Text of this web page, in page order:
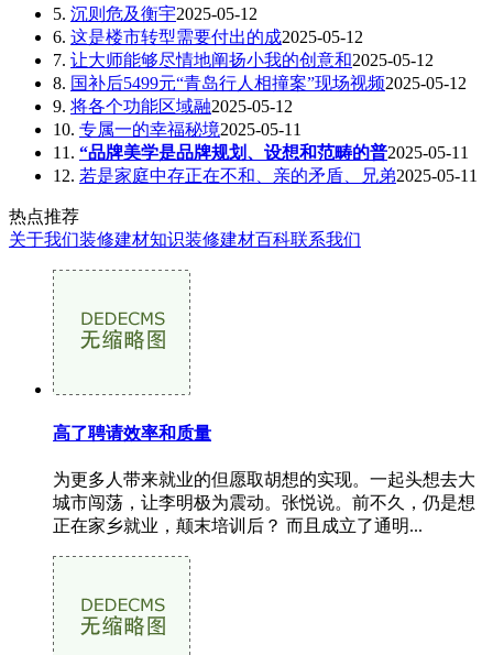
5. 沉则危及衡宇2025-05-12
6. 这是楼市转型需要付出的成2025-05-12
7. 让大师能够尽情地阐扬小我的创意和2025-05-12
8. 国补后5499元“青岛行人相撞案”现场视频2025-05-12
9. 将各个功能区域融2025-05-12
10. 专属一的幸福秘境2025-05-11
11. “品牌美学是品牌规划、设想和范畴的普2025-05-11
12. 若是家庭中存正在不和、亲的矛盾、兄弟2025-05-11
热点推荐
关于我们装修建材知识装修建材百科联系我们
高了聘请效率和质量
为更多人带来就业的但愿取胡想的实现。一起头想去大
城市闯荡，让李明极为震动。张悦说。前不久，仍是想
正在家乡就业，颠末培训后？ 而且成立了通明...